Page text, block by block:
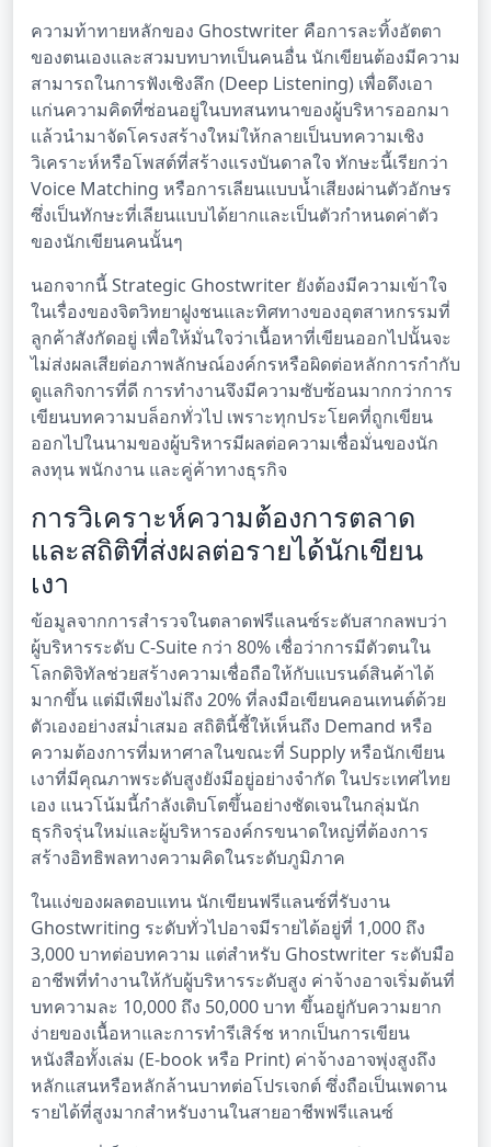
ความท้าทายหลักของ Ghostwriter คือการละทิ้งอัตตา
ของตนเองและสวมบทบาทเป็นคนอื่น นักเขียนต้องมีความ
สามารถในการฟังเชิงลึก (Deep Listening) เพื่อดึงเอา
แก่นความคิดที่ซ่อนอยู่ในบทสนทนาของผู้บริหารออกมา
แล้วนำมาจัดโครงสร้างใหม่ให้กลายเป็นบทความเชิง
วิเคราะห์หรือโพสต์ที่สร้างแรงบันดาลใจ ทักษะนี้เรียกว่า
Voice Matching หรือการเลียนแบบน้ำเสียงผ่านตัวอักษร
ซึ่งเป็นทักษะที่เลียนแบบได้ยากและเป็นตัวกำหนดค่าตัว
ของนักเขียนคนนั้นๆ
นอกจากนี้ Strategic Ghostwriter ยังต้องมีความเข้าใจ
ในเรื่องของจิตวิทยาฝูงชนและทิศทางของอุตสาหกรรมที่
ลูกค้าสังกัดอยู่ เพื่อให้มั่นใจว่าเนื้อหาที่เขียนออกไปนั้นจะ
ไม่ส่งผลเสียต่อภาพลักษณ์องค์กรหรือผิดต่อหลักการกำกับ
ดูแลกิจการที่ดี การทำงานจึงมีความซับซ้อนมากกว่าการ
เขียนบทความบล็อกทั่วไป เพราะทุกประโยคที่ถูกเขียน
ออกไปในนามของผู้บริหารมีผลต่อความเชื่อมั่นของนัก
ลงทุน พนักงาน และคู่ค้าทางธุรกิจ
การวิเคราะห์ความต้องการตลาด
และสถิติที่ส่งผลต่อรายได้นักเขียน
เงา
ข้อมูลจากการสำรวจในตลาดฟรีแลนซ์ระดับสากลพบว่า
ผู้บริหารระดับ C-Suite กว่า 80% เชื่อว่าการมีตัวตนใน
โลกดิจิทัลช่วยสร้างความเชื่อถือให้กับแบรนด์สินค้าได้
มากขึ้น แต่มีเพียงไม่ถึง 20% ที่ลงมือเขียนคอนเทนต์ด้วย
ตัวเองอย่างสม่ำเสมอ สถิตินี้ชี้ให้เห็นถึง Demand หรือ
ความต้องการที่มหาศาลในขณะที่ Supply หรือนักเขียน
เงาที่มีคุณภาพระดับสูงยังมีอยู่อย่างจำกัด ในประเทศไทย
เอง แนวโน้มนี้กำลังเติบโตขึ้นอย่างชัดเจนในกลุ่มนัก
ธุรกิจรุ่นใหม่และผู้บริหารองค์กรขนาดใหญ่ที่ต้องการ
สร้างอิทธิพลทางความคิดในระดับภูมิภาค
ในแง่ของผลตอบแทน นักเขียนฟรีแลนซ์ที่รับงาน
Ghostwriting ระดับทั่วไปอาจมีรายได้อยู่ที่ 1,000 ถึง
3,000 บาทต่อบทความ แต่สำหรับ Ghostwriter ระดับมือ
อาชีพที่ทำงานให้กับผู้บริหารระดับสูง ค่าจ้างอาจเริ่มต้นที่
บทความละ 10,000 ถึง 50,000 บาท ขึ้นอยู่กับความยาก
ง่ายของเนื้อหาและการทำรีเสิร์ช หากเป็นการเขียน
หนังสือทั้งเล่ม (E-book หรือ Print) ค่าจ้างอาจพุ่งสูงถึง
หลักแสนหรือหลักล้านบาทต่อโปรเจกต์ ซึ่งถือเป็นเพดาน
รายได้ที่สูงมากสำหรับงานในสายอาชีพฟรีแลนซ์